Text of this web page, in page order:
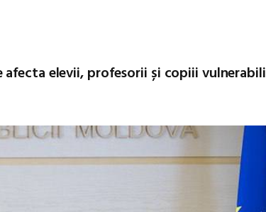
elevii, profesorii și copiii vulnerabili